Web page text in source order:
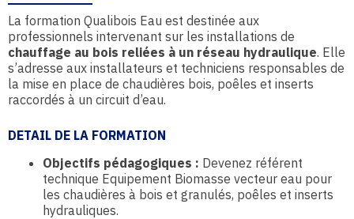
La formation Qualibois Eau est destinée aux
professionnels intervenant sur les installations de
chauffage au bois reliées à un réseau hydraulique. Elle
s’adresse aux installateurs et techniciens responsables de
la mise en place de chaudières bois, poêles et inserts
raccordés à un circuit d’eau.
DETAIL DE LA FORMATION
Objectifs pédagogiques : Devenez référent
technique Equipement Biomasse vecteur eau pour
les chaudières à bois et granulés, poêles et inserts
hydrauliques.